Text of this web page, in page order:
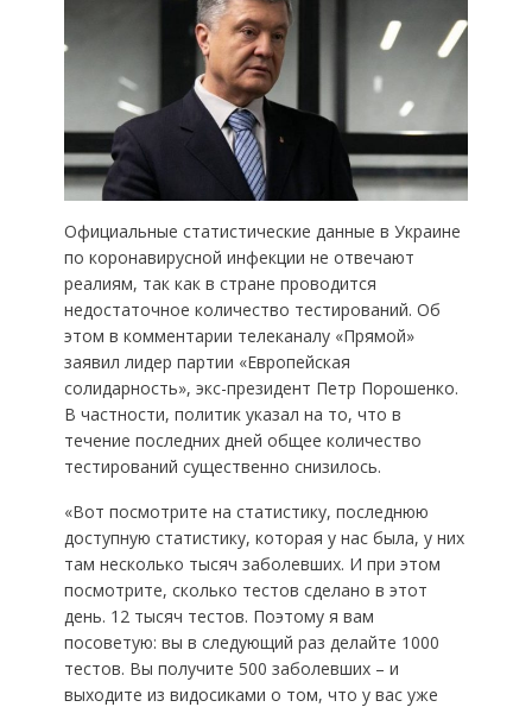
Официальные статистические данные в Украине
по коронавирусной инфекции не отвечают
реалиям, так как в стране проводится
недостаточное количество тестирований. Об
этом в комментарии телеканалу «Прямой»
заявил лидер партии «Европейская
солидарность», экс-президент Петр Порошенко.
В частности, политик указал на то, что в
течение последних дней общее количество
тестирований существенно снизилось.
«Вот посмотрите на статистику, последнюю
доступную статистику, которая у нас была, у них
там несколько тысяч заболевших. И при этом
посмотрите, сколько тестов сделано в этот
день. 12 тысяч тестов. Поэтому я вам
посоветую: вы в следующий раз делайте 1000
тестов. Вы получите 500 заболевших – и
выходите из видосиками о том, что у вас уже